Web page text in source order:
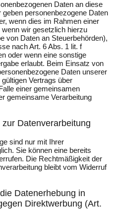
Daten an diese
personenbezogene Daten
wenn dies im Rahmen einer
wir gesetzlich hierzu
von Daten an Steuerbehörden),
nach Art. 6 Abs. 1 lit. f
oder wenn eine sonstige
erlaubt. Beim Einsatz von
Daten unserer
Vertrags über
einer gemeinsamen
gemeinsame Verarbeitung
Datenverarbeitung
sind nur mit Ihrer
Sie können eine bereits
Die Rechtmäßigkeit der
bleibt vom Widerruf
Datenerhebung in
Direktwerbung (Art.